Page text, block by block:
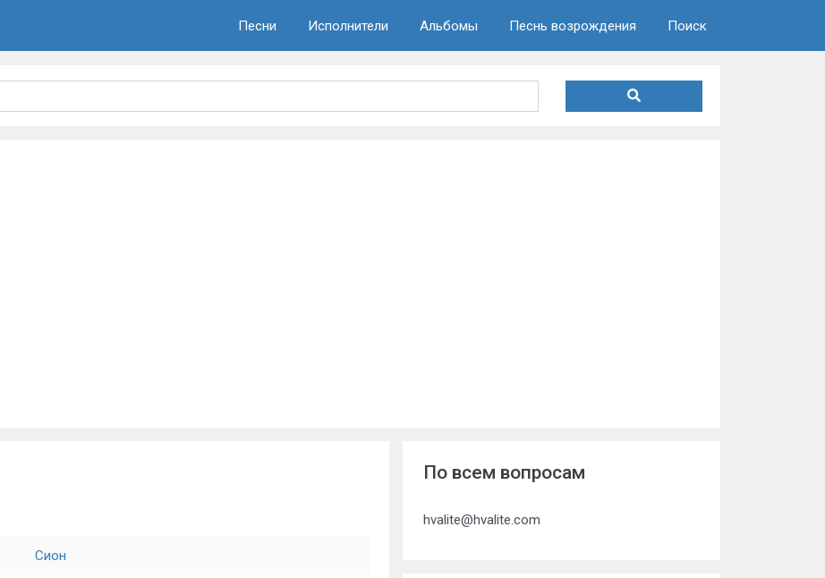
Песни Исполнители Альбомы Песнь возрождения Поиск
Сион
По всем вопросам
hvalite@hvalite.com